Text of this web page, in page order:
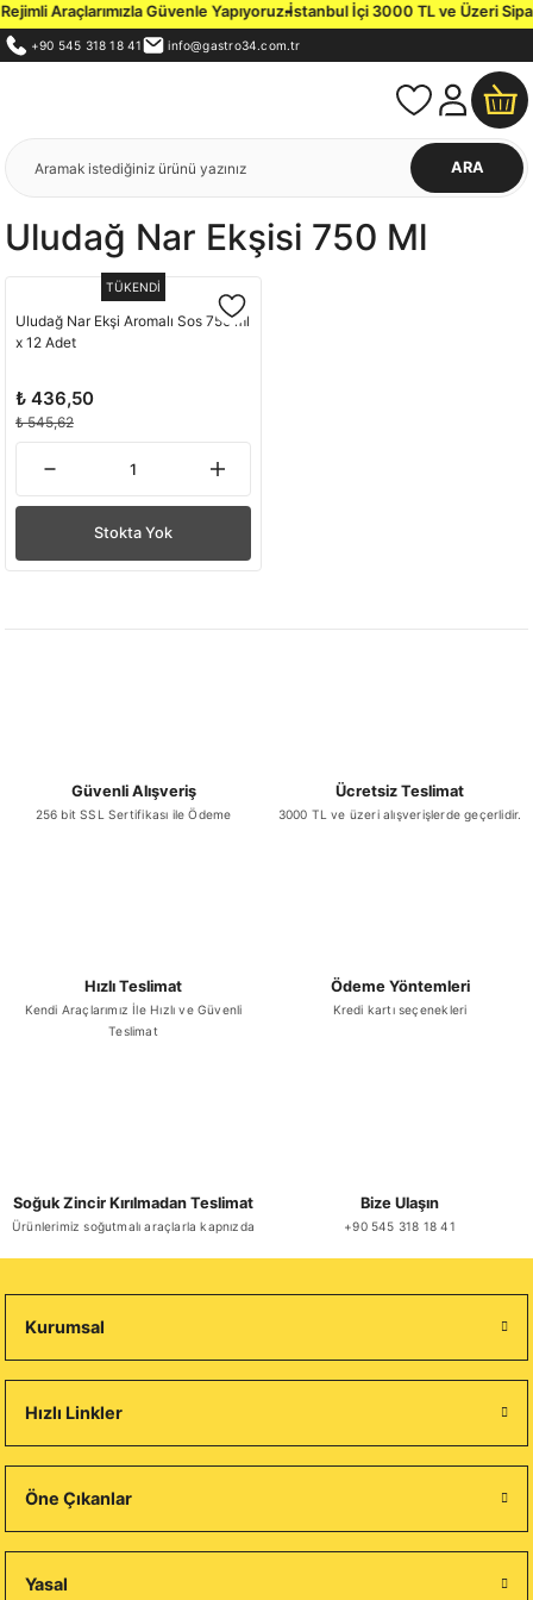
Araçlarımızla Güvenle Yapıyoruz.İstanbul İçi 3000 TL ve Üzeri
+90 545 318 18 41 info@gastro34.com.tr
ARA
Uludağ Nar Ekşisi 750 Ml
TÜKENDİ
Uludağ Nar Ekşi Aromalı Sos 750 ml
x 12 Adet
₺ 436,50
₺ 545,62
Stokta Yok
Güvenli Alışveriş
256 bit SSL Sertifikası ile Ödeme
Ücretsiz Teslimat
3000 TL ve üzeri alışverişlerde geçerlidir.
Hızlı Teslimat
Kendi Araçlarımız İle Hızlı ve Güvenli
Teslimat
Ödeme Yöntemleri
Kredi kartı seçenekleri
Soğuk Zincir Kırılmadan Teslimat
Ürünlerimiz soğutmalı araçlarla kapnızda
Bize Ulaşın
+90 545 318 18 41
Kurumsal
Hızlı Linkler
Öne Çıkanlar
Yasal